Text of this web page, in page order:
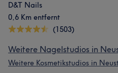
D&T Nails
0,6 Km entfernt
(1503)
Weitere Nagelstudios in
Weitere Kosmetikstudios in